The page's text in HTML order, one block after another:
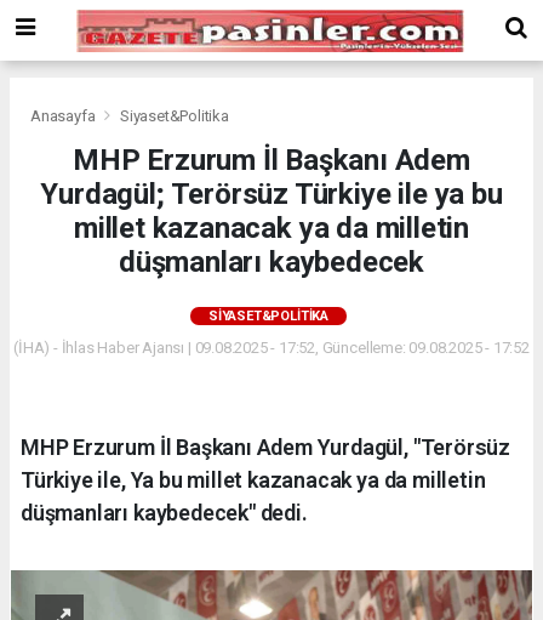
Bonusu
Veren
deneme
siteler
Bonus
Anasayfa Siyaset&Politika
MHP Erzurum İl Başkanı Adem
Yurdagül; Terörsüz Türkiye ile ya bu
millet kazanacak ya da milletin
düşmanları kaybedecek
SIYASET&POLITIKA
(İHA) - İhlas Haber Ajansı | 09.08.2025 - 17:52, Güncelleme: 09.08.2025 - 17:52
MHP Erzurum İl Başkanı Adem Yurdagül, "Terörsüz
Türkiye ile, Ya bu millet kazanacak ya da milletin
düşmanları kaybedecek" dedi.